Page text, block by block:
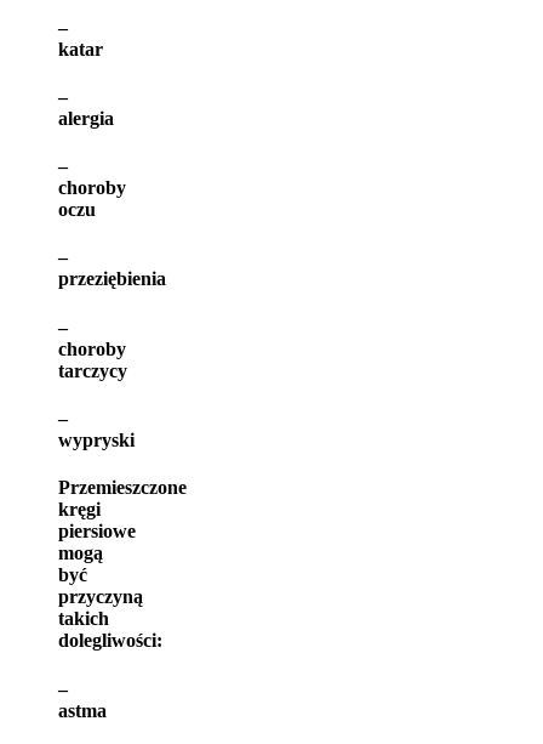
–
katar
–
alergia
–
choroby
oczu
–
przeziębienia
–
choroby
tarczycy
–
wypryski
Przemieszczone
kręgi
piersiowe
mogą
być
przyczyną
takich
dolegliwości:
–
astma